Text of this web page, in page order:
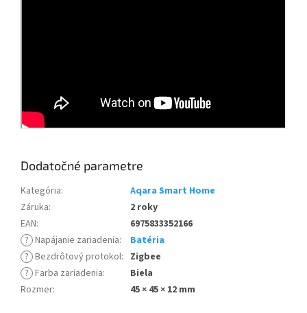
Dodatočné parametre
Kategória:
Aqara Smart Home
Záruka:
2 roky
EAN:
6975833352166
? Napájanie zariadenia:
Batéria
? Bezdrôtový protokol: Zigbee
? Farba zariadenia:
Biela
Rozmer: 45 × 45 × 12 mm